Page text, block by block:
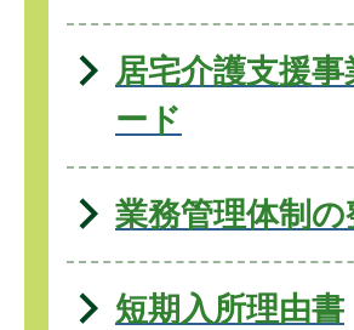
居宅介護支援
ード
業務管理体制
短期入所理由書